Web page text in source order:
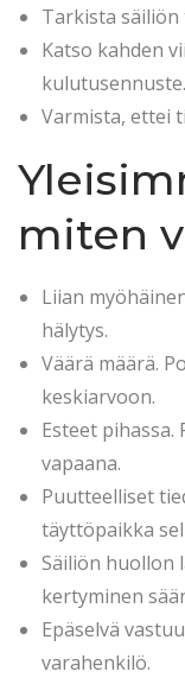
Tarkista
Katso kahden
kulutusennuste.
Varmista, ettei
miten
Liian
hälytys.
Väärä määrä.
keskiarvoon.
Esteet
vapaana.
Puutteelliset
täyttöpaikka
Säiliön huollon
kertyminen
Epäselvä
varahenkilö.